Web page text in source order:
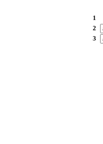
1
2
3